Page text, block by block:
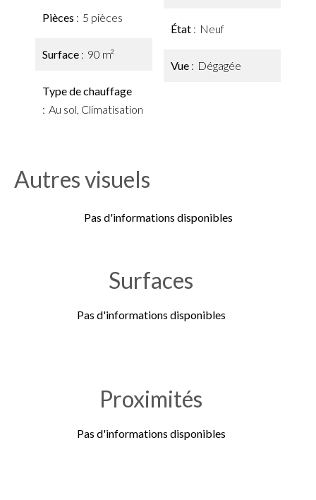
Pièces 5 pièces
Surface 90 m²
Type de chauffage
Au sol, Climatisation
État Neuf
Vue Dégagée
Autres visuels
Pas d'informations disponibles
Surfaces
Pas d'informations disponibles
Proximités
Pas d'informations disponibles